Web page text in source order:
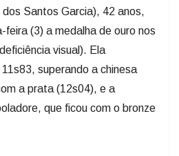
Santos Garcia), 42 anos,
(3) a medalha de ouro nos
visual). Ela
superando a chinesa
a prata (12s04), e a
que ficou com o bronze